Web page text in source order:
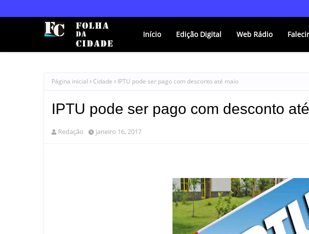
Início Edição Digital Web Rádio
Página inicial Cidade IPTU pode ser pago com desconto até maio
IPTU pode ser pago com desconto
Redação janeiro 16, 2017